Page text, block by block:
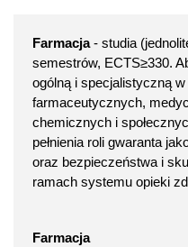
Farmacja- studia
semestrów, ECTS≥330.
ogólną i specjalistyczną
farmaceutycznych,
chemicznych i
pełnienia roli gwaranta
oraz bezpieczeństwa i
ramach systemu opieki
Farmacja